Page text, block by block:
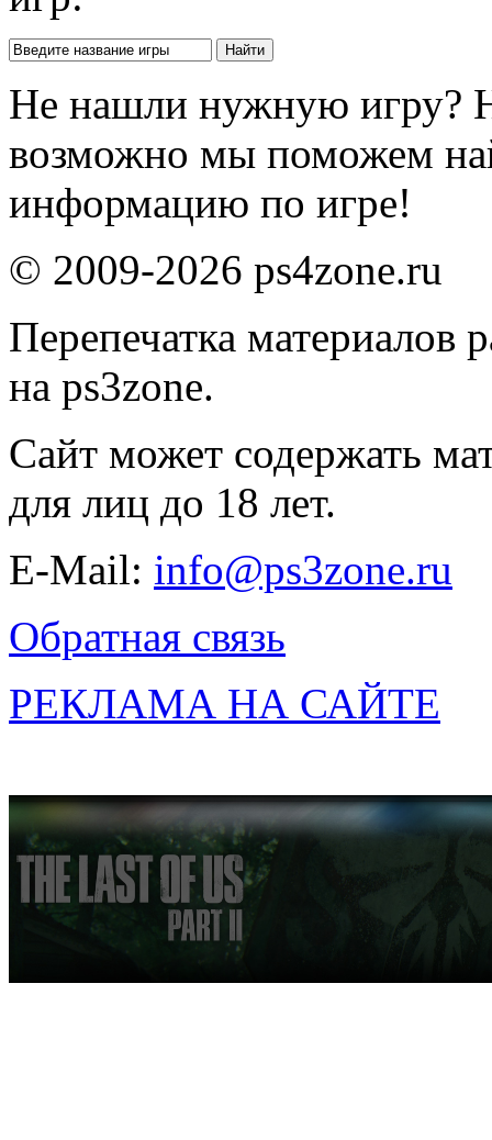
Не нашли нужную игру?
возможно мы поможем
информацию по игре!
© 2009-2026 ps4zone.ru
Перепечатка материалов
на ps3zone.
Сайт может содержать
для лиц до 18 лет.
E-Mail: info@ps3zone.ru
Обратная связь
РЕКЛАМА НА САЙТЕ